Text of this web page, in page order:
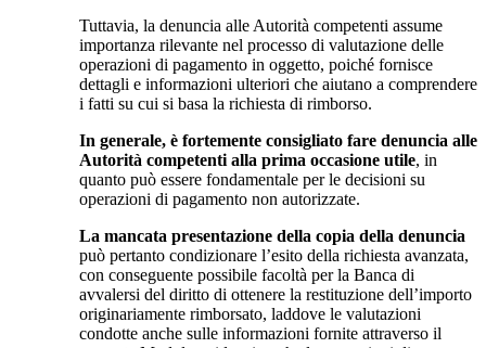
Tuttavia, la denuncia alle Autorità competenti assume
importanza rilevante nel processo di valutazione delle
operazioni di pagamento in oggetto, poiché fornisce
dettagli e informazioni ulteriori che aiutano a comprendere
i fatti su cui si basa la richiesta di rimborso.
In generale, è fortemente consigliato fare denuncia alle
Autorità competenti alla prima occasione utile, in
quanto può essere fondamentale per le decisioni su
operazioni di pagamento non autorizzate.
La mancata presentazione della copia della denuncia
può pertanto condizionare l’esito della richiesta avanzata,
con conseguente possibile facoltà per la Banca di
avvalersi del diritto di ottenere la restituzione dell’importo
originariamente rimborsato, laddove le valutazioni
condotte anche sulle informazioni fornite attraverso il